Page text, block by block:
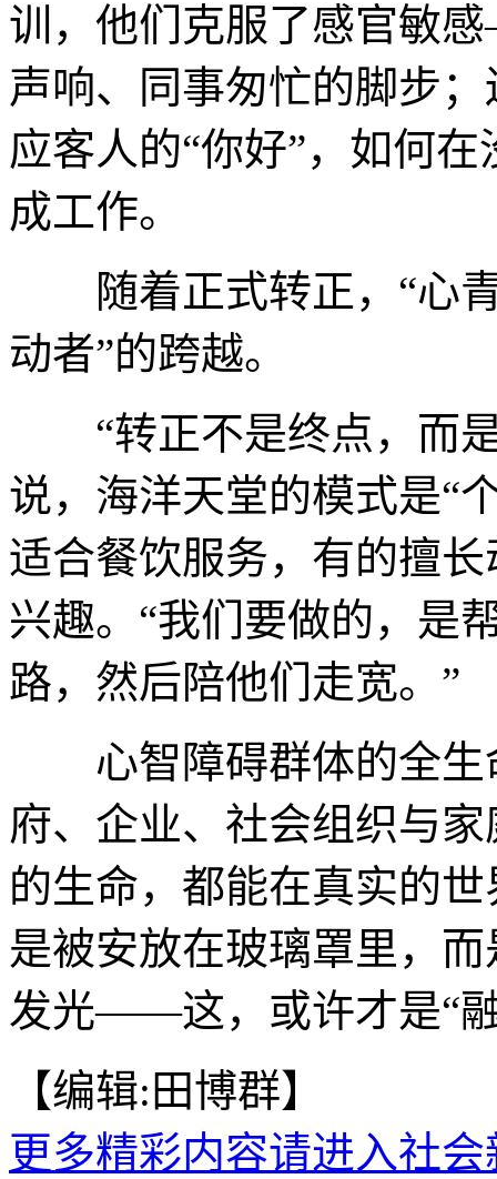
训，他们克服了感官敏
声响、同事匆忙的脚步
应客人的“你好”，如何
成工作。
随着正式转正，“心青
动者”的跨越。
“转正不是终点，而是
说，海洋天堂的模式是“
适合餐饮服务，有的擅
兴趣。“我们要做的，是
路，然后陪他们走宽。”
心智障碍群体的全生
府、企业、社会组织与
的生命，都能在真实的
是被安放在玻璃罩里，
发光——这，或许才是“
【编辑:田博群】
更多精彩内容请进入社会